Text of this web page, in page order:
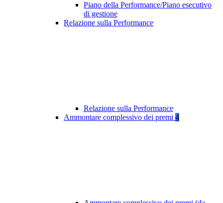
Piano della Performance/Piano esecutivo
di gestione
Relazione sulla Performance
Relazione sulla Performance
Ammontare complessivo dei premi 4